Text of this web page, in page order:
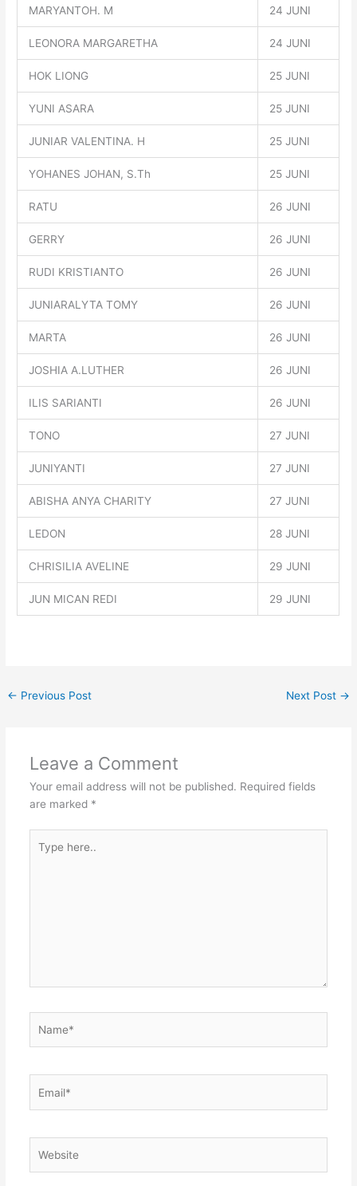
MARYANTOH. M 24 JUNI
LEONORA MARGARETHA 24 JUNI
HOK LIONG 25 JUNI
YUNI ASARA 25 JUNI
JUNIAR VALENTINA. H 25 JUNI
YOHANES JOHAN, S.Th 25 JUNI
RATU 26 JUNI
GERRY 26 JUNI
RUDI KRISTIANTO 26 JUNI
JUNIARALYTA TOMY 26 JUNI
MARTA 26 JUNI
JOSHIA A.LUTHER 26 JUNI
ILIS SARIANTI 26 JUNI
TONO 27 JUNI
JUNIYANTI 27 JUNI
ABISHA ANYA CHARITY 27 JUNI
LEDON 28 JUNI
CHRISILIA AVELINE 29 JUNI
JUN MICAN REDI 29 JUNI
← Previous Post Next Post →
Leave a Comment
Your email address will not be published. Required fields
are marked *
here..